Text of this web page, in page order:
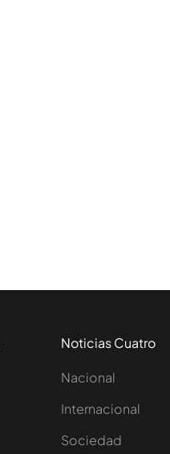
Noticias Cuatro
Nacional
Internacional
Sociedad